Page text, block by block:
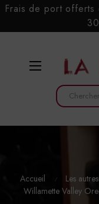
Frais de port offerts
Basculer
navigation
☰
Accueil Les
Willamette Valley